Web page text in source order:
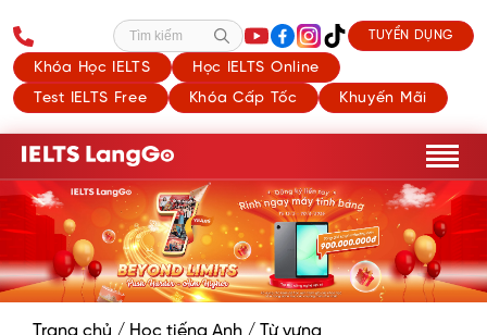
Khóa Học IELTS
Học IELTS Online
Test IELTS Free
Khóa Cấp Tốc Khuyến Mãi
Tìm kiếm TUYỂN DỤNG
Trang chủ / Học tiếng Anh / Từ vựng